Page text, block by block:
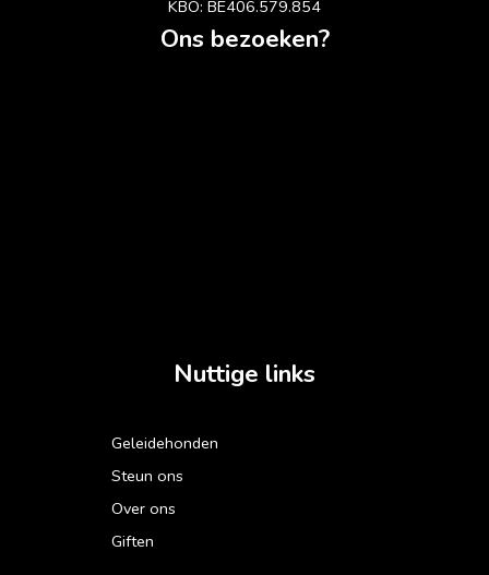
KBO: BE406.579.854
Ons bezoeken?
Nuttige links
Geleidehonden
Steun ons
Over ons
Giften